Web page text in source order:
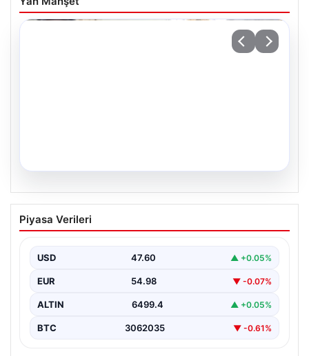
05.08.2026
34 Yılın Ardından Gelen Büyük
Mutluluk: İkiz Kızlar Anıtkabir Gezisiyle
Adıyaman’da ikamet eden Abuzer ve Zeynep Yıldırım
Piyasa Verileri
USD 47.60 ▲ +0.05%
EUR 54.98 ▼ -0.07%
ALTIN 6499.4 ▲ +0.05%
BTC 3062035 ▼ -0.61%